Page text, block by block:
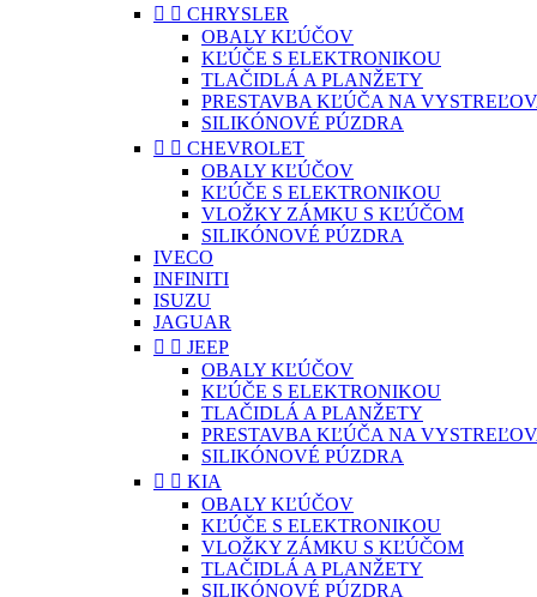
  CHRYSLER
OBALY KĽÚČOV
KĽÚČE S ELEKTRONIKOU
TLAČIDLÁ A PLANŽETY
PRESTAVBA KĽÚČA NA
SILIKÓNOVÉ PÚZDRA
  CHEVROLET
OBALY KĽÚČOV
KĽÚČE S ELEKTRONIKOU
VLOŽKY ZÁMKU S KĽÚČOM
SILIKÓNOVÉ PÚZDRA
IVECO
INFINITI
ISUZU
JAGUAR
  JEEP
OBALY KĽÚČOV
KĽÚČE S ELEKTRONIKOU
TLAČIDLÁ A PLANŽETY
PRESTAVBA KĽÚČA NA
SILIKÓNOVÉ PÚZDRA
  KIA
OBALY KĽÚČOV
KĽÚČE S ELEKTRONIKOU
VLOŽKY ZÁMKU S KĽÚČOM
TLAČIDLÁ A PLANŽETY
SILIKÓNOVÉ PÚZDRA